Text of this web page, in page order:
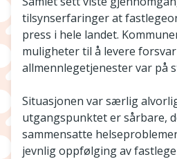
tilsynserfaringer at
press i hele landet.
muligheter til å levere
allmennlegetjenester var på
Situasjonen var særlig
utgangspunktet er sårbare,
sammensatte
jevnlig oppfølging av